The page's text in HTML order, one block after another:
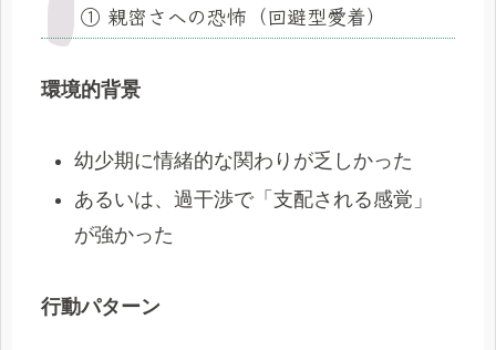
① 親密さへの恐怖（回避型愛着）
環境的背景
幼少期に情緒的な関わりが乏しかった
あるいは、過干渉で「支配される感覚」
が強かった
行動パターン